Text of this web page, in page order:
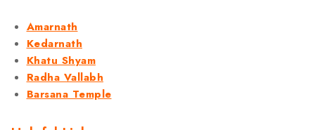
Amarnath
Kedarnath
Khatu Shyam
Radha Vallabh
Barsana Temple